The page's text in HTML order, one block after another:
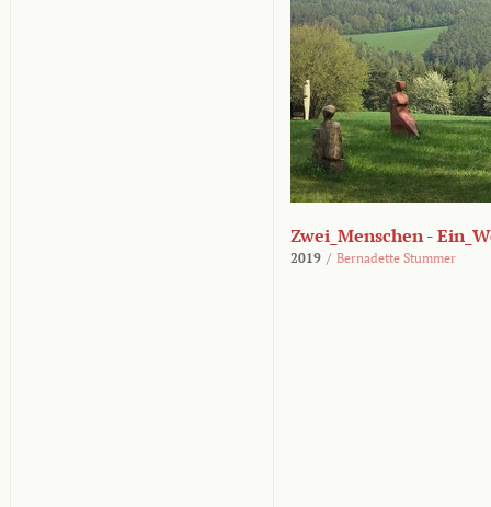
Zwei_Menschen -
2019 / Bernadette Stummer